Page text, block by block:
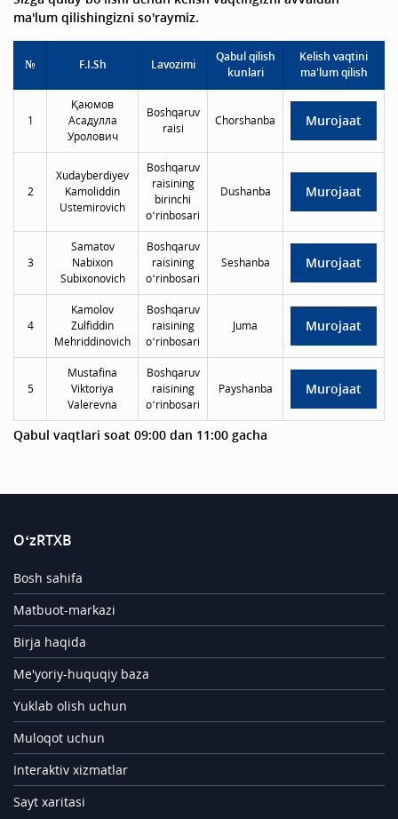
ma'lum qilishingizni so'raymiz.
№ F.I.Sh Lavozimi
Qabul qilish
kunlari
Kelish vaqtini
ma'lum qilish
1
Қаюмов
Асадулла
Уролович
Boshqaruv
raisi
Chorshanba Murojaat
2
Xudayberdiyev
Kamoliddin
Ustemirovich
Boshqaruv
raisining
birinchi
o‘rinbosari
Dushanba Murojaat
3
Samatov
Nabixon
Subixonovich
Boshqaruv
raisining
o‘rinbosari
Seshanba Murojaat
4
Kamolov
Zulfiddin
Mehriddinovich
Boshqaruv
raisining
o‘rinbosari
Juma Murojaat
5
Mustafina
Viktoriya
Valerevna
Boshqaruv
raisining
o‘rinbosari
Payshanba Murojaat
Qabul vaqtlari soat 09:00 dan 11:00 gacha
O‘zRTXB
Bosh sahifa
Matbuot-markazi
Birja haqida
Me'yoriy-huquqiy baza
Yuklab olish uchun
Muloqot uchun
Interaktiv xizmatlar
Sayt xaritasi